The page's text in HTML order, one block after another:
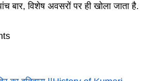
बार, विशेष अवसरों पर ही खोला जाता है.